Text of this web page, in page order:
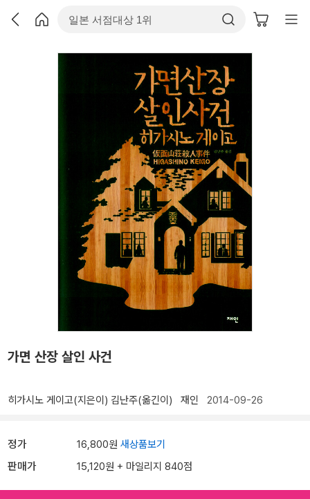
가면 산장 살인 사건
히가시노 게이고(지은이) 김난주(옮긴이) 재인 2014-09-26
정가 16,800원 새상품보기
판매가 15,120원 + 마일리지 840점